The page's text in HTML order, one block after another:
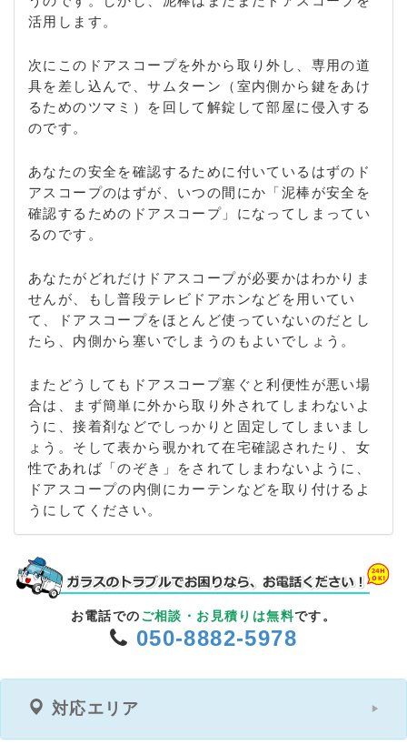
活用します。
次にこのドアスコープを外から取り外し、専用の道
具を差し込んで、サムターン（室内側から鍵をあけ
るためのツマミ）を回して解錠して部屋に侵入する
のです。
あなたの安全を確認するために付いているはずのド
アスコープのはずが、いつの間にか「泥棒が安全を
確認するためのドアスコープ」になってしまってい
るのです。
あなたがどれだけドアスコープが必要かはわかりま
せんが、もし普段テレビドアホンなどを用いてい
て、ドアスコープをほとんど使っていないのだとし
たら、内側から塞いでしまうのもよいでしょう。
またどうしてもドアスコープ塞ぐと利便性が悪い場
合は、まず簡単に外から取り外されてしまわないよ
うに、接着剤などでしっかりと固定してしまいまし
ょう。そして表から覗かれて在宅確認されたり、女
性であれば「のぞき」をされてしまわないように、
ドアスコープの内側にカーテンなどを取り付けるよ
うにしてください。
お電話での ご相談・お見積りは無料です。
050-8882-5978
対応エリア